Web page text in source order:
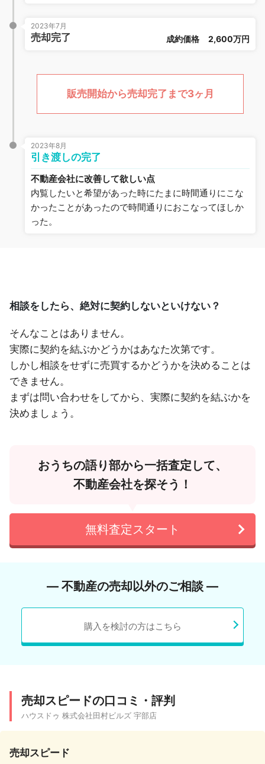
2023年7月
売却完了 成約価格 2,600万円
販売開始から売却完了まで3ヶ月
2023年8月
引き渡しの完了
不動産会社に改善して欲しい点
内覧したいと希望があった時にたまに時間通りにこな
かったことがあったので時間通りにおこなってほしか
った。
相談をしたら、絶対に契約しないといけない？
そんなことはありません。
実際に契約を結ぶかどうかはあなた次第です。
しかし相談をせずに売買するかどうかを決めることは
できません。
まずは問い合わせをしてから、実際に契約を結ぶかを
決めましょう。
おうちの語り部から一括査定して、
不動産会社を探そう！
無料査定スタート
― 不動産の売却以外のご相談 ―
購入を検討の方はこちら
売却スピードの口コミ・評判
ハウスドゥ 株式会社田村ビルズ 宇部店
売却スピード